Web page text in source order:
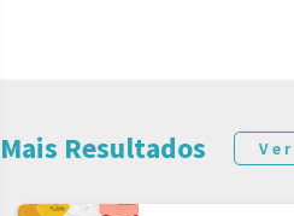
Mais Resultados